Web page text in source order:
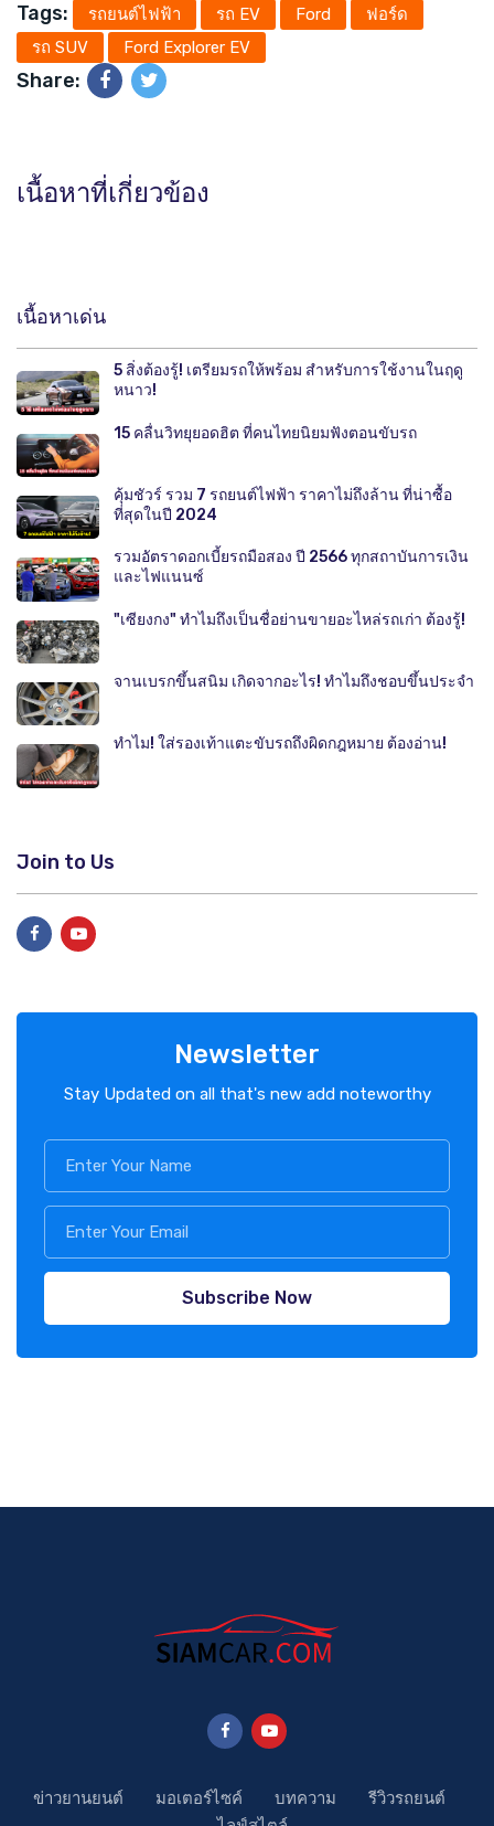
Tags: รถยนต์ไฟฟ้า รถ EV Ford
ฟอร์ด
รถ SUV
Ford Explorer EV
Share:
เนื้อหาที่เกี่ยวข้อง
เนื้อหาเด่น
5 สิ่งต้องรู้! เตรียมรถให้พร้อม สำหรับการใช้งานในฤดู
หนาว!
15 คลื่นวิทยุยอดฮิต ที่คนไทยนิยมฟังตอนขับรถ
คุ้มชัวร์ รวม 7 รถยนต์ไฟฟ้า ราคาไม่ถึงล้าน ที่น่าซื้อ
ที่สุดในปี 2024
รวมอัตราดอกเบี้ยรถมือสอง ปี 2566 ทุกสถาบันการเงิน
และไฟแนนซ์
"เซียงกง" ทำไมถึงเป็นชื่อย่านขายอะไหล่รถเก่า ต้องรู้!
จานเบรกขึ้นสนิม เกิดจากอะไร! ทำไมถึงชอบขึ้นประจำ
ทำไม! ใส่รองเท้าแตะขับรถถึงผิดกฎหมาย ต้องอ่าน!
Join to Us
Newsletter
Stay Updated on all that's new add noteworthy
Subscribe Now
ข่าวยานยนต์ มอเตอร์ไซค์ บทความ
รีวิวรถยนต์